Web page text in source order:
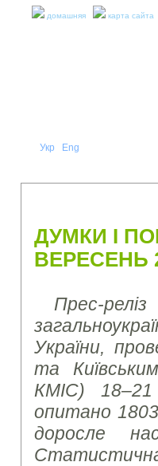
домашняя карта сайта
Укр Eng
ДУМКИ І
ВЕРЕСЕНЬ
Прес-
України,
та
КМІС)
опитано
доросле
Статистична